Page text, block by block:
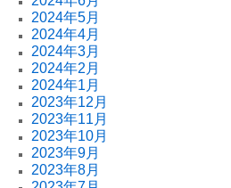
2024年5月
2024年4月
2024年3月
2024年2月
2024年1月
2023年12月
2023年11月
2023年10月
2023年9月
2023年8月